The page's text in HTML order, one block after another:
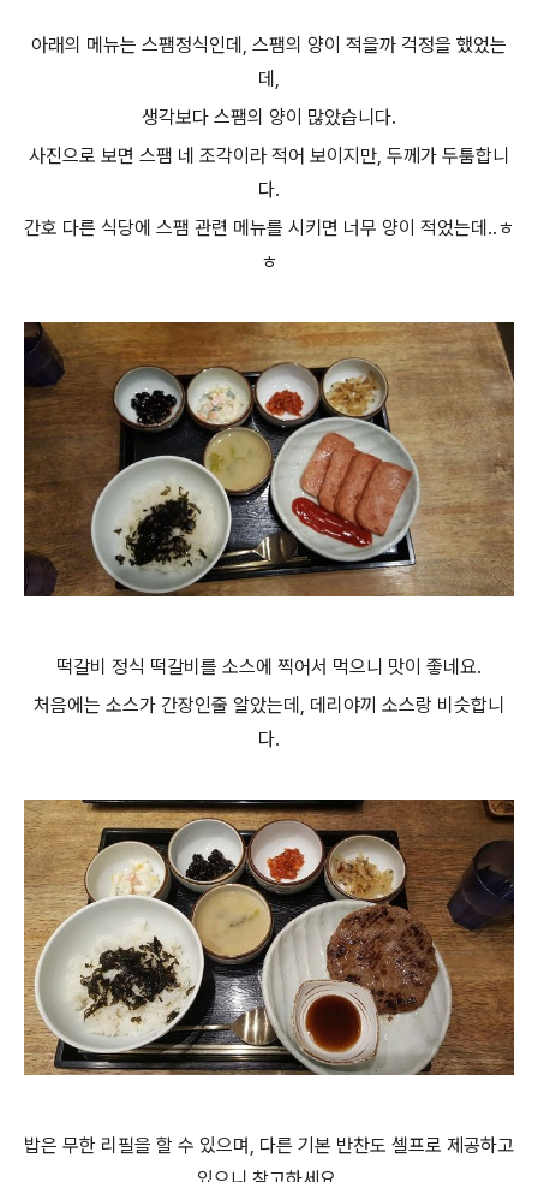
아래의 메뉴는 스팸정식인데, 스팸의 양이 적을까 걱정을 했었는
데,
생각보다 스팸의 양이 많았습니다.
사진으로 보면 스팸 네 조각이라 적어 보이지만, 두께가 두툼합니
다.
간호 다른 식당에 스팸 관련 메뉴를 시키면 너무 양이 적었는데..ㅎ
ㅎ
떡갈비 정식 떡갈비를 소스에 찍어서 먹으니 맛이 좋네요.
처음에는 소스가 간장인줄 알았는데, 데리야끼 소스랑 비슷합니
다.
밥은 무한 리필을 할 수 있으며, 다른 기본 반찬도 셀프로 제공하고